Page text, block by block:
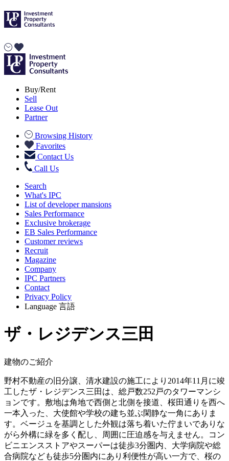
Buy/Rent
Sell
Lease Out
Partner
Browsing History
Favorites
Contact Us
Call Us
Search
What's IPC
List of developer mansions
Sales Performance
Exclusive brokerage
EB Sales Performance
Customer reviews
Recruit
Magazine
Company
IPC Partners
Contact
Privacy Policy
Language 言語
ザ・レジデンス三田
建物のご紹介
野村不動産の旧分譲、清水建設の施工により2014年11月に竣
工したザ・レジデンス三田は、総戸数252戸のタワーマンシ
ョンです。敷地は角地で西側と北側を接道、桜田通りを西へ
一本入った、大使館や学校の建ち並ぶ閑静な一角にありま
す。ベージュを基調とした外観は落ち着いた佇まいでありな
がら外構に緑を多く配し、周囲に圧迫感を与えません。コン
ビニエンスストアやスーパーは徒歩3分圏内、大学病院や総
合病院なども徒歩5分圏内にあり利便性が高い一方で、桜の